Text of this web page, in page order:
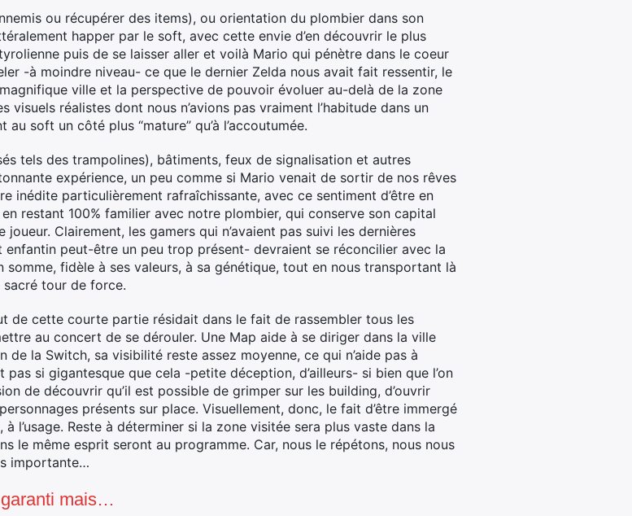
ou récupérer des items), ou orientation du plombier dans son
happer par le soft, avec cette envie d’en découvrir le plus
puis de se laisser aller et voilà Mario qui pénètre dans le coeur
-à moindre niveau- ce que le dernier Zelda nous avait fait ressentir, le
ville et la perspective de pouvoir évoluer au-delà de la zone
réalistes dont nous n’avions pas vraiment l’habitude dans un
soft un côté plus “mature” qu’à l’accoutumée.
tels des trampolines), bâtiments, feux de signalisation et autres
expérience, un peu comme si Mario venait de sortir de nos rêves
inédite particulièrement rafraîchissante, avec ce sentiment d’être en
restant 100% familier avec notre plombier, qui conserve son capital
Clairement, les gamers qui n’avaient pas suivi les dernières
enfantin peut-être un peu trop présent- devraient se réconcilier avec la
fidèle à ses valeurs, à sa génétique, tout en nous transportant là
sacré tour de force.
de cette courte partie résidait dans le fait de rassembler tous les
au concert de se dérouler. Une Map aide à se diriger dans la ville
la Switch, sa visibilité reste assez moyenne, ce qui n’aide pas à
si gigantesque que cela -petite déception, d’ailleurs- si bien que l’on
de découvrir qu’il est possible de grimper sur les building, d’ouvrir
présents sur place. Visuellement, donc, le fait d’être immergé
l’usage. Reste à déterminer si la zone visitée sera plus vaste dans la
le même esprit seront au programme. Car, nous le répétons, nous nous
importante…
mais…